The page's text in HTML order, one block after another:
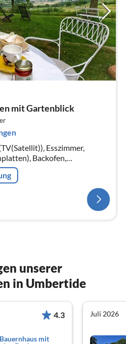
mit Gartenblick
Esszimmer,
Backofen,
Schlafzimmer(2x Einzelbett)) In der 1.
unserer
in Umbertide
4.3
mit
Juli 2026